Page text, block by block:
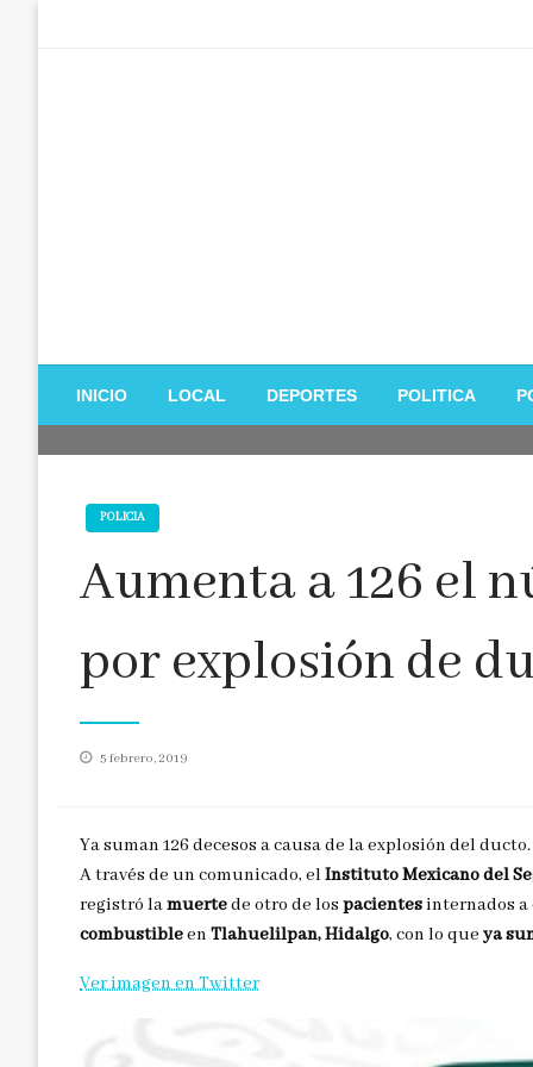
INICIO LOCAL DEPORTES POLITICA
POLICIA
Aumenta a 126 el
por explosión de
Publicado
5 febrero, 2019
Ya suman 126 decesos a causa de la explosión del
A través de un comunicado, elInstituto Mexicano del
registró lamuertede otro de los pacientesinternados a
combustibleen Tlahuelilpan, Hidalgo, con lo que ya
Ver imagen en Twitter